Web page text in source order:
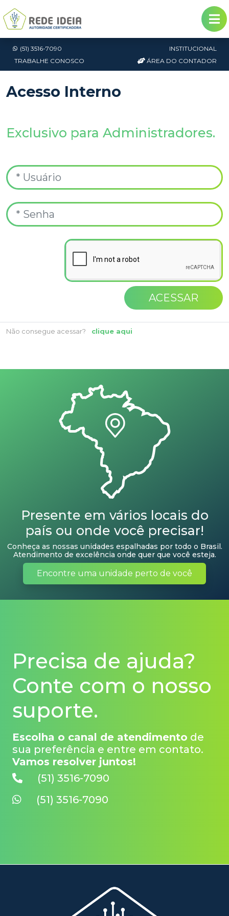
(51) 3516-7090
INSTITUCIONAL
TRABALHE CONOSCO
ÁREA DO CONTADOR
Acesso Interno
Exclusivo para Administradores.
ACESSAR
Não consegue acessar? clique aqui
Presente em vários locais do
país ou onde você precisar!
Conheça as nossas unidades espalhadas por todo o Brasil.
Atendimento de excelência onde quer que você esteja.
Encontre uma unidade perto de você
Precisa de ajuda?
Conte com o nosso
suporte.
Escolha o canal de atendimento de
sua preferência e entre em contato.
Vamos resolver juntos!
(51) 3516-7090
(51) 3516-7090